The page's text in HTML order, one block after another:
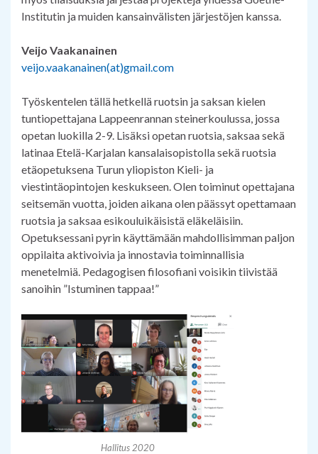
Institutin ja muiden kansainvälisten järjestöjen kanssa.
Veijo Vaakanainen
veijo.vaakanainen(at)gmail.com
Työskentelen tällä hetkellä ruotsin ja saksan kielen
tuntiopettajana Lappeenrannan steinerkoulussa, jossa
opetan luokilla 2-9. Lisäksi opetan ruotsia, saksaa sekä
latinaa Etelä-Karjalan kansalaisopistolla sekä ruotsia
etäopetuksena Turun yliopiston Kieli- ja
viestintäopintojen keskukseen. Olen toiminut opettajana
seitsemän vuotta, joiden aikana olen päässyt opettamaan
ruotsia ja saksaa esikouluikäisistä eläkeläisiin.
Opetuksessani pyrin käyttämään mahdollisimman paljon
oppilaita aktivoivia ja innostavia toiminnallisia
menetelmiä. Pedagogisen filosofiani voisikin tiivistää
sanoihin ”Istuminen tappaa!”
Hallitus 2020